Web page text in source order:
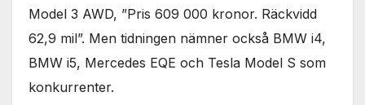
Model 3 AWD, ”Pris 609 000 kronor. Räckvidd
62,9 mil”. Men tidningen nämner också BMW i4,
BMW i5, Mercedes EQE och Tesla Model S som
konkurrenter.